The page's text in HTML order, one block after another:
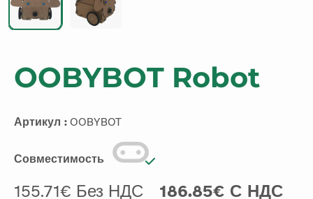
OOBYBOT Robot
Артикул : OOBYBOT
Совместимость
155.71€ Без НДС 186.85€ С НДС